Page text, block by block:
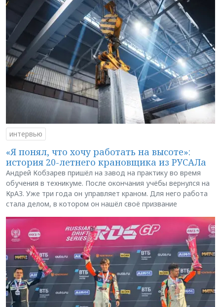
интервью
«Я понял, что хочу работать на высоте»:
история 20-летнего крановщика из РУСАЛа
Андрей Кобзарев пришёл на завод на практику во время
обучения в техникуме. После окончания учёбы вернулся на
КрАЗ. Уже три года он управляет краном. Для него работа
стала делом, в котором он нашёл своё призвание